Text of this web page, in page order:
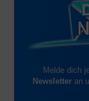
Melde dich
Newsletteran